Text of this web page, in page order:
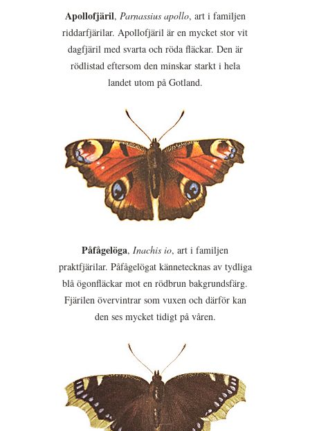
Apollofjäril, Parnassius apollo, art i familjen
riddarfjärilar. Apollofjäril är en mycket stor vit
dagfjäril med svarta och röda fläckar. Den är
rödlistad eftersom den minskar starkt i hela
landet utom på Gotland.
Påfågelöga, Inachis io, art i familjen
praktfjärilar. Påfågelögat kännetecknas av tydliga
blå ögonfläckar mot en rödbrun bakgrundsfärg.
Fjärilen övervintrar som vuxen och därför kan
den ses mycket tidigt på våren.